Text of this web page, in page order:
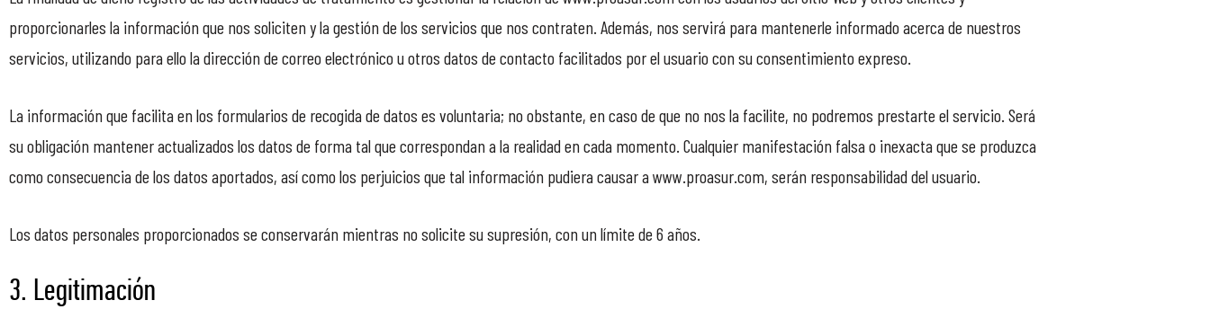
proporcionarles la información que nos soliciten y la gestión de los servicios que nos contraten. Además, nos servirá para mantenerle informado acerca de nuestros
servicios, utilizando para ello la dirección de correo electrónico u otros datos de contacto facilitados por el usuario con su consentimiento expreso.
La información que facilita en los formularios de recogida de datos es voluntaria; no obstante, en caso de que no nos la facilite, no podremos prestarte el servicio. Será
su obligación mantener actualizados los datos de forma tal que correspondan a la realidad en cada momento. Cualquier manifestación falsa o inexacta que se produzca
como consecuencia de los datos aportados, así como los perjuicios que tal información pudiera causar a www.proasur.com, serán responsabilidad del usuario.
Los datos personales proporcionados se conservarán mientras no solicite su supresión, con un límite de 6 años.
3. Legitimación